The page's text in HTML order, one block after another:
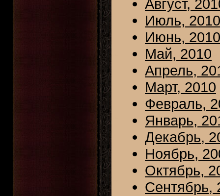
Август,
Июль, 2010
Июнь, 2010
Май, 2010
Апрель,
Март, 2010
Февраль,
Январь,
Декабрь,
Ноябрь,
Октябрь,
Сентябрь,